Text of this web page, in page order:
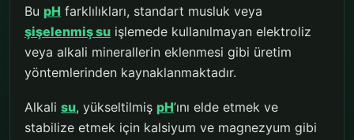
Bu pH farklılıkları, standart musluk veya
şişelenmiş su işlemede kullanılmayan elektroliz
veya alkali minerallerin eklenmesi gibi üretim
yöntemlerinden kaynaklanmaktadır.
Alkali su, yükseltilmiş pH’ını elde etmek ve
stabilize etmek için kalsiyum ve magnezyum gibi